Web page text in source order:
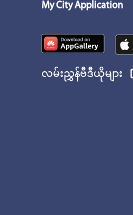
My City Application
လမ်းညွှန်ဗီဒီယိုများ